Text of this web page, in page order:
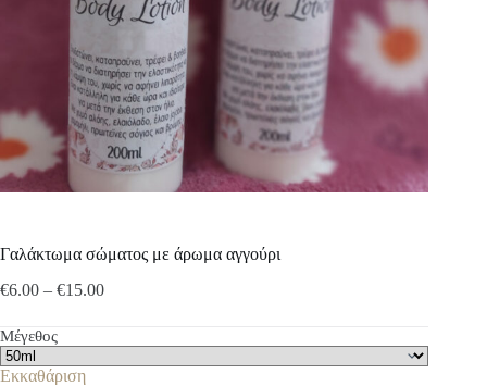
Γαλάκτωμα σώματος με άρωμα αγγούρι
€6.00 – €15.00Price
through
€15.00
Μέγεθος
Εκκαθάριση